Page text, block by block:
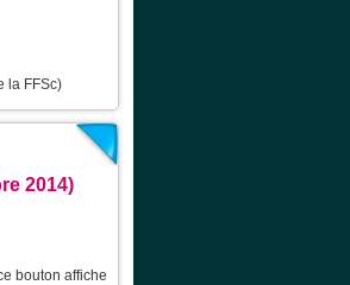
la FFSc)
2014)
bouton affiche